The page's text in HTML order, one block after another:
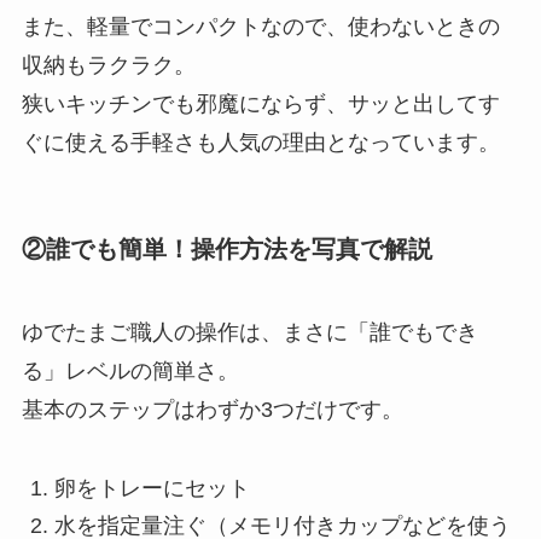
また、軽量でコンパクトなので、使わないときの
収納もラクラク。
狭いキッチンでも邪魔にならず、サッと出してす
ぐに使える手軽さも人気の理由となっています。
②誰でも簡単！操作方法を写真で解説
ゆでたまご職人の操作は、まさに「誰でもでき
る」レベルの簡単さ。
基本のステップはわずか3つだけです。
卵をトレーにセット
水を指定量注ぐ（メモリ付きカップなどを使う